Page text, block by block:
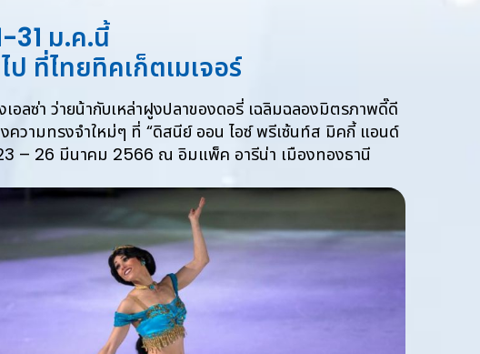
31 ม.ค.นี้
ที่ไทยทิคเก็ตเมเจอร์
อลซ่า ว่ายน้ากับเหล่าฝูงปลาของดอรี่ เฉลิมฉลองมิตรภาพดี๊ดี
ความทรงจำใหม่ๆ ที่ “ดิสนีย์ ออน ไอซ์ พรีเซ้นท์ส มิคกี้ แอนด์
– 26 มีนาคม 2566 ณ อิมแพ็ค อารีน่า เมืองทองธานี